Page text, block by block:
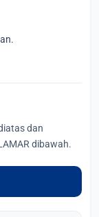
dan
dibawah.